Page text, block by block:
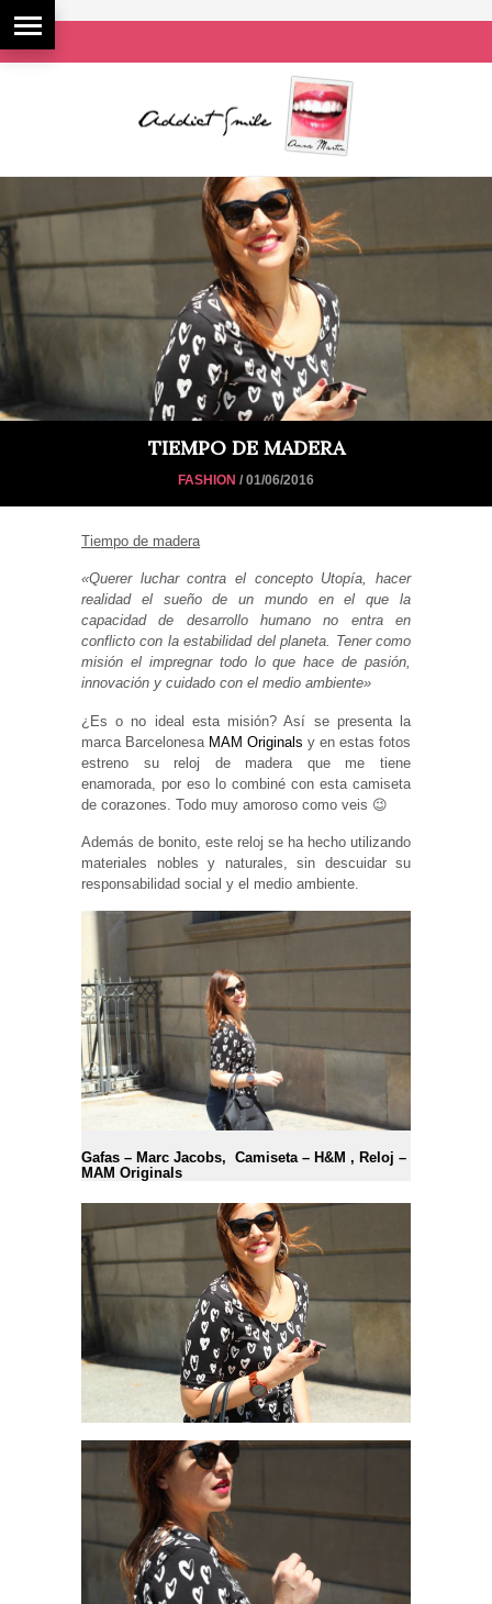
TIEMPO DE MADERA
FASHION / 01/06/2016
Tiempo de madera
«Querer luchar contra el concepto Utopía, hacer
realidad el sueño de un mundo en el que la
capacidad de desarrollo humano no entra en
conflicto con la estabilidad del planeta. Tener como
misión el impregnar todo lo que hace de pasión,
innovación y cuidado con el medio ambiente»
¿Es o no ideal esta misión? Así se presenta la
marca Barcelonesa MAM Originals y en estas fotos
estreno su reloj de madera que me tiene
enamorada, por eso lo combiné con esta camiseta
de corazones. Todo muy amoroso como veis 😉
Además de bonito, este reloj se ha hecho utilizando
materiales nobles y naturales, sin descuidar su
responsabilidad social y el medio ambiente.
Gafas – Marc Jacobs, Camiseta – H&M , Reloj –
MAM Originals
Estadísticas
cookies no
necesarias
para que
web. Para
mejorar la
funcionalidad
de la web, en
Experiencia
Para que
nuestra web
funcione lo
mejor posible
durante tu
visita. Si
algunas
funcionalidades
de la web.
Marketing
Al compartir tus
intereses y
comportamiento
mientras visitas
nuestro sitio,
personalizados.